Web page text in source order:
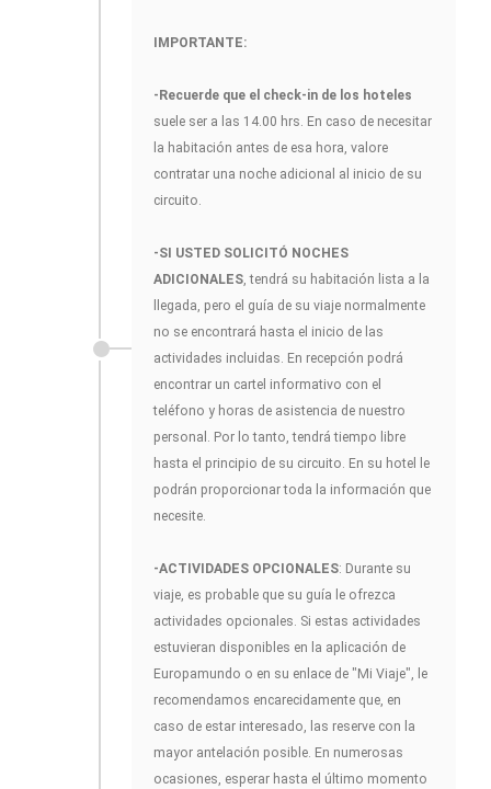
IMPORTANTE:
-Recuerde que el check-in de los hoteles
suele ser a las 14.00 hrs. En caso de necesitar
la habitación antes de esa hora, valore
contratar una noche adicional al inicio de su
circuito.
-SI USTED SOLICITÓ NOCHES
ADICIONALES, tendrá su habitación lista a la
llegada, pero el guía de su viaje normalmente
no se encontrará hasta el inicio de las
actividades incluidas. En recepción podrá
encontrar un cartel informativo con el
teléfono y horas de asistencia de nuestro
personal. Por lo tanto, tendrá tiempo libre
hasta el principio de su circuito. En su hotel le
podrán proporcionar toda la información que
necesite.
-ACTIVIDADES OPCIONALES: Durante su
viaje, es probable que su guía le ofrezca
actividades opcionales. Si estas actividades
estuvieran disponibles en la aplicación de
Europamundo o en su enlace de "Mi Viaje", le
recomendamos encarecidamente que, en
caso de estar interesado, las reserve con la
mayor antelación posible. En numerosas
ocasiones, esperar hasta el último momento